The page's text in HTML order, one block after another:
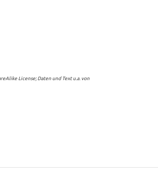
License; Daten und Text u.a. von